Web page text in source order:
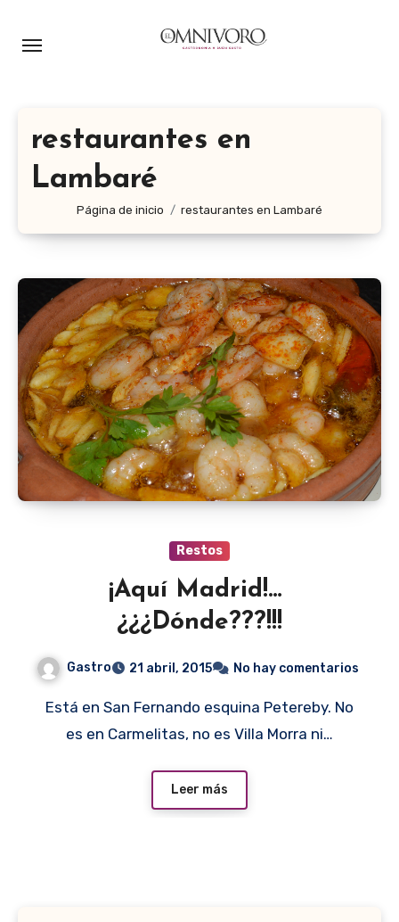
restaurantes en
Lambaré
Página de inicio restaurantes en Lambaré
Restos
¡Aquí Madrid!…
¿¿¿Dónde???!!!
Gastro 21 abril, 2015 No hay comentarios
Está en San Fernando esquina Petereby. No
es en Carmelitas, no es Villa Morra ni…
Leer más